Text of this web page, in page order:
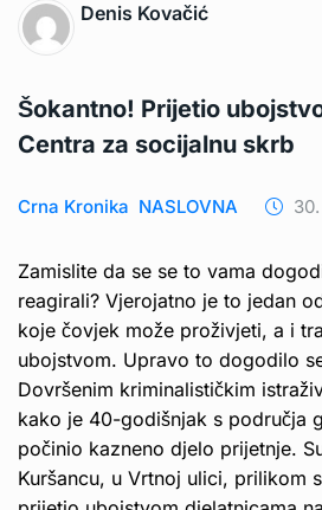
Denis Kovačić
Šokantno! Prijetio
Centra za socijalnu skrb
Crna Kronika NASLOVNA
Zamislite da se se to vama
reagirali? Vjerojatno je to jedan
koje čovjek može proživjeti, a i
ubojstvom. Upravo to dogodilo
Dovršenim kriminalističkim
kako je 40-godišnjak s područja
počinio kazneno djelo prijetnje.
Kuršancu, u Vrtnoj ulici, prilikom